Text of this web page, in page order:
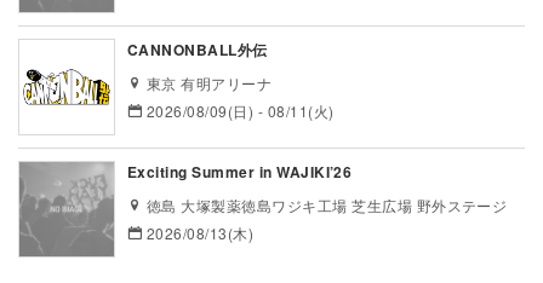
CANNONBALL外伝
東京 有明アリーナ
2026/08/09(日) - 08/11(火)
Exciting Summer in WAJIKI’26
徳島 大塚製薬徳島ワジキ工場 芝生広場 野外ステージ
2026/08/13(木)